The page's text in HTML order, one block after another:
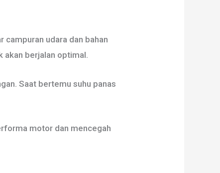
udara dan bahan
akan berjalan optimal.
Saat bertemu suhu panas
motor dan mencegah